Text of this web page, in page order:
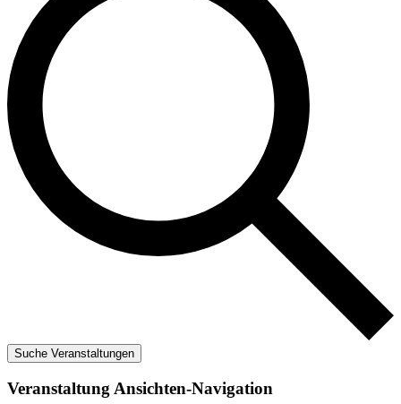
Suche Veranstaltungen
Veranstaltung Ansichten-Navigation